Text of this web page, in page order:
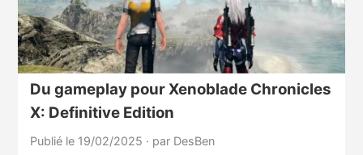
Du gameplay pour Xenoblade Chronicles
X: Definitive Edition
Publié le 19/02/2025 · par DesBen